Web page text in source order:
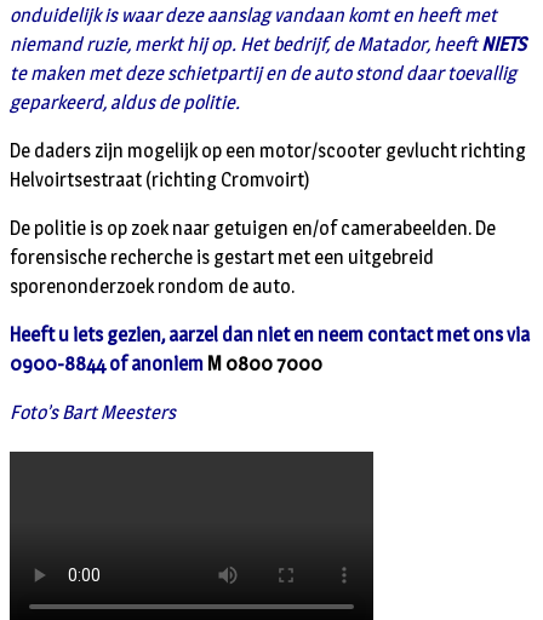
onduidelijk is waar deze aanslag vandaan komt en heeft met
niemand ruzie, merkt hij op. Het bedrijf, de Matador, heeftNIETS
te maken met deze schietpartij en de auto stond daar toevallig
geparkeerd, aldus de politie.
De daders zijn mogelijk op een motor/scooter gevlucht richting
Helvoirtsestraat (richting Cromvoirt)
De politie is op zoek naar getuigen en/of camerabeelden. De
forensische recherche is gestart met een uitgebreid
sporenonderzoek rondom de auto.
Heeft u iets gezien, aarzel dan niet en neem contact met ons via
0900-8844 of anoniem M 0800 7000
Foto’s Bart Meesters